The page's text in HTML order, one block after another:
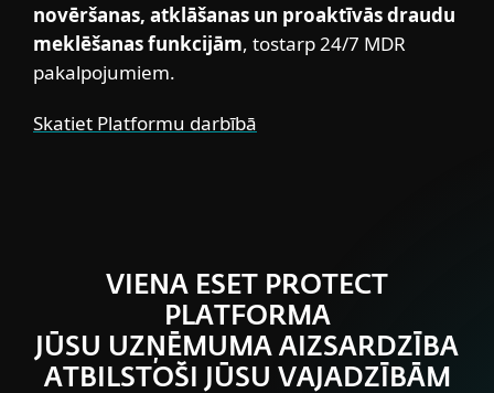
novēršanas, atklāšanas un proaktīvās draudu
meklēšanas funkcijām, tostarp 24/7 MDR
pakalpojumiem.
Skatiet Platformu darbībā
VIENA ESET PROTECT
PLATFORMA
JŪSU UZŅĒMUMA AIZSARDZĪBA
ATBILSTOŠI JŪSU VAJADZĪBĀM